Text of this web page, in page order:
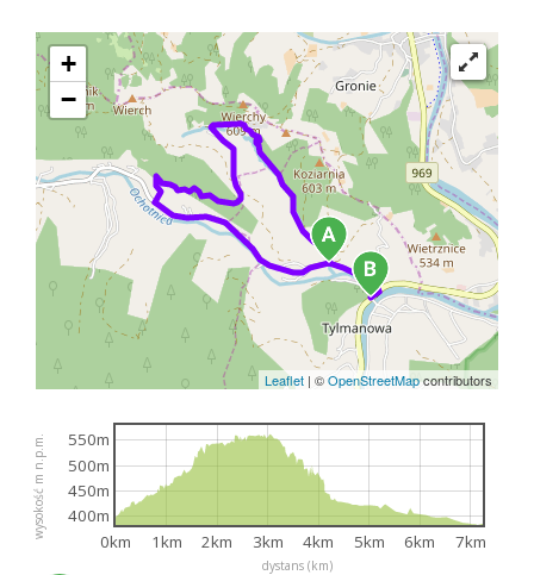
+
−
Leaflet | ©OpenStreetMapcontributors
dystans (km)
wysokość m n.p.m.
0km 1km 2km 3km 4km 5km 6km 7km
400m
450m
500m
550m